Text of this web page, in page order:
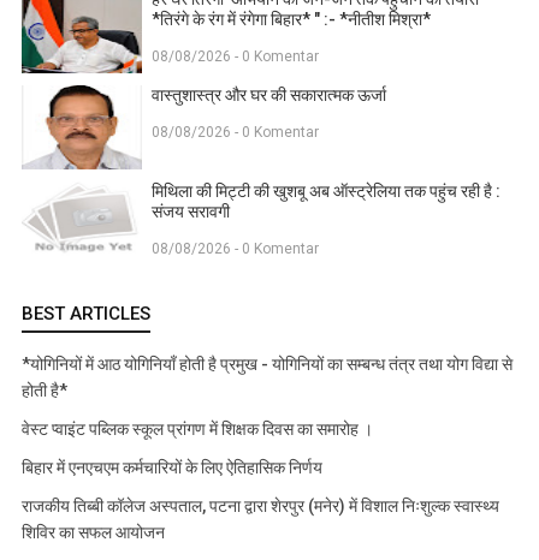
*तिरंगे के रंग में रंगेगा बिहार* " :- *नीतीश मिश्रा*
08/08/2026 - 0 Komentar
वास्तुशास्त्र और घर की सकारात्मक ऊर्जा
08/08/2026 - 0 Komentar
मिथिला की मिट्टी की खुशबू अब ऑस्ट्रेलिया तक पहुंच रही है :
संजय सरावगी
08/08/2026 - 0 Komentar
BEST ARTICLES
*योगिनियों में आठ योगिनियाँ होती है प्रमुख - योगिनियों का सम्बन्ध तंत्र तथा योग विद्या से
होती है*
वेस्ट प्वाइंट पब्लिक स्कूल प्रांगण में शिक्षक दिवस का समारोह ।
बिहार में एनएचएम कर्मचारियों के लिए ऐतिहासिक निर्णय
राजकीय तिब्बी कॉलेज अस्पताल, पटना द्वारा शेरपुर (मनेर) में विशाल निःशुल्क स्वास्थ्य
शिविर का सफल आयोजन